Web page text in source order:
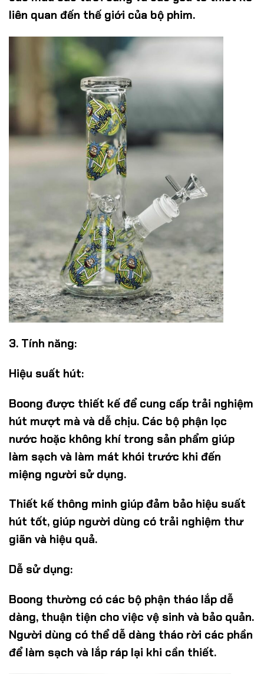
liên quan đến thế giới của bộ phim.
3. Tính năng:
Hiệu suất hút:
Boong được thiết kế để cung cấp trải nghiệm
hút mượt mà và dễ chịu. Các bộ phận lọc
nước hoặc không khí trong sản phẩm giúp
làm sạch và làm mát khói trước khi đến
miệng người sử dụng.
Thiết kế thông minh giúp đảm bảo hiệu suất
hút tốt, giúp người dùng có trải nghiệm thư
giãn và hiệu quả.
Dễ sử dụng:
Boong thường có các bộ phận tháo lắp dễ
dàng, thuận tiện cho việc vệ sinh và bảo quản.
Người dùng có thể dễ dàng tháo rời các phần
để làm sạch và lắp ráp lại khi cần thiết.